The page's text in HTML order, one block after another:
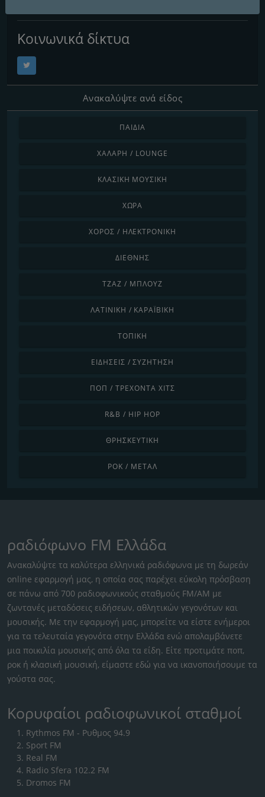
Κοινωνικά δίκτυα
Ανακαλύψτε ανά είδος
ΠΑΙΔΙΆ
ΧΑΛΑΡΉ / LOUNGE
ΚΛΑΣΙΚΉ ΜΟΥΣΙΚΉ
ΧΏΡΑ
ΧΟΡΌΣ / ΗΛΕΚΤΡΟΝΙΚΉ
ΔΙΕΘΝΉΣ
ΤΖΑΖ / ΜΠΛΟΥΖ
ΛΑΤΙΝΙΚΉ / ΚΑΡΑΪΒΙΚΉ
ΤΟΠΙΚΉ
ΕΙΔΉΣΕΙΣ / ΣΥΖΉΤΗΣΗ
ΠΟΠ / ΤΡΈΧΟΝΤΑ ΧΙΤΣ
R&B / HIP HOP
ΘΡΗΣΚΕΥΤΙΚΉ
ΡΟΚ / ΜΈΤΑΛ
ραδιόφωνο FM Ελλάδα
Ανακαλύψτε τα καλύτερα ελληνικά ραδιόφωνα με τη δωρεάν
online εφαρμογή μας, η οποία σας παρέχει εύκολη πρόσβαση
σε πάνω από 700 ραδιοφωνικούς σταθμούς FM/AM με
ζωντανές μεταδόσεις ειδήσεων, αθλητικών γεγονότων και
μουσικής. Με την εφαρμογή μας, μπορείτε να είστε ενήμεροι
για τα τελευταία γεγονότα στην Ελλάδα ενώ απολαμβάνετε
μια ποικιλία μουσικής από όλα τα είδη. Είτε προτιμάτε ποπ,
ροκ ή κλασική μουσική, είμαστε εδώ για να ικανοποιήσουμε τα
γούστα σας.
Κορυφαίοι ραδιοφωνικοί σταθμοί
Rythmos FM - Ρυθμος 94.9
Sport FM
Real FM
Radio Sfera 102.2 FM
Dromos FM